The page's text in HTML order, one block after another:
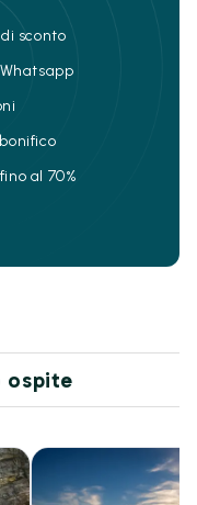
sconto
al 70%
ospite